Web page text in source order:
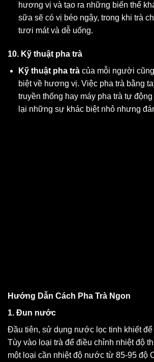
hương vị và tạo ra những biến thể
sữa sẽ có vị béo ngậy, trong khi trà
tươi mát và dễ uống.
10. Kỹ thuật pha trà
Kỹ thuật pha tràcủa mỗi người
biệt về hương vị. Việc pha trà bằng
truyền thống hay máy pha trà tự
lại những sự khác biệt nhỏ nhưng
Hướng Dẫn Cách Pha Trà Ngon
1. Đun nước
Đầu tiên, sử dụng nước lọc tinh khiết
Tùy vào loại trà để điều chỉnh nhiệt độ
một loại cần nhiệt độ nước từ 85-95 độ